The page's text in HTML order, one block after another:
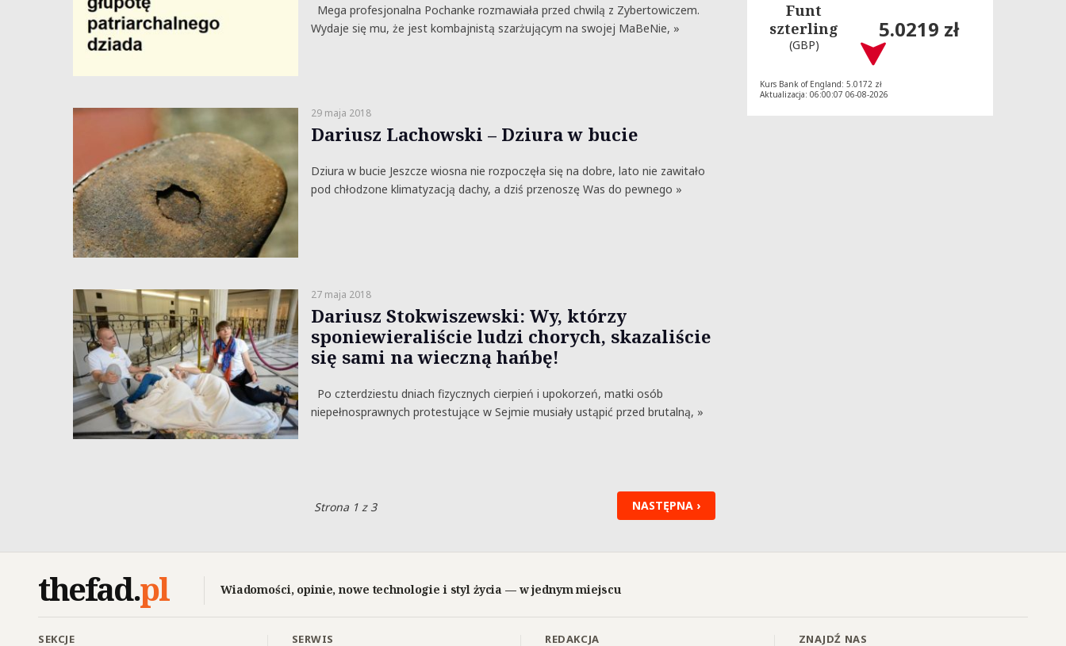
Mega profesjonalna Pochanke rozmawiała przed chwilą z Zybertowiczem.
Wydaje się mu, że jest kombajnistą szarżującym na swojej MaBeNie, »
29 maja 2018
Dariusz Lachowski – Dziura w bucie
Dziura w bucie Jeszcze wiosna nie rozpoczęła się na dobre, lato nie zawitało
pod chłodzone klimatyzacją dachy, a dziś przenoszę Was do pewnego »
27 maja 2018
Dariusz Stokwiszewski: Wy, którzy
sponiewieraliście ludzi chorych, skazaliście
się sami na wieczną hańbę!
Po czterdziestu dniach fizycznych cierpień i upokorzeń, matki osób
niepełnosprawnych protestujące w Sejmie musiały ustąpić przed brutalną, »
NASTĘPNA ›
Strona 1 z 3
Funt
szterling
(GBP)
5.0219 zł
Kurs Bank of England: 5.0172 zł
Aktualizacja: 06:00:07 06-08-2026
thefad.pl Wiadomości, opinie, nowe technologie i styl życia — w jednym miejscu
SEKCJE SERWIS REDAKCJA ZNAJDŹ NAS